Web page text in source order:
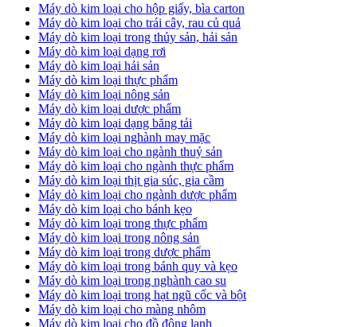
Máy dò kim loại cho hộp giấy, bìa carton
Máy dò kim loại cho trái cây, rau củ quả
Máy dò kim loại trong thủy sản, hải sản
Máy dò kim loại dạng rơi
Máy dò kim loại hải sản
Máy dò kim loại thực phẩm
Máy dò kim loại nông sản
Máy dò kim loại dược phẩm
Máy dò kim loại dạng băng tải
Máy dò kim loại nghành may mặc
Máy dò kim loại cho ngành thuỷ sản
Máy dò kim loại cho ngành thực phẩm
Máy dò kim loại thịt gia súc, gia cầm
Máy dò kim loại cho ngành dược phẩm
Máy dò kim loại cho bánh kẹo
Máy dò kim loại trong thực phẩm
Máy dò kim loại trong nông sản
Máy dò kim loại trong dược phẩm
Máy dò kim loại trong bánh quy và kẹo
Máy dò kim loại trong nghành cao su
Máy dò kim loại trong hạt ngũ cốc và bột
Máy dò kim loại cho màng nhôm
Máy dò kim loại cho đồ đông lạnh